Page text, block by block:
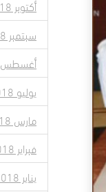
أكتوبر 2018
سبتمبر 2018
أغسطس 2018
يوليو 2018
مارس 2018
فبراير 2018
يناير 2018